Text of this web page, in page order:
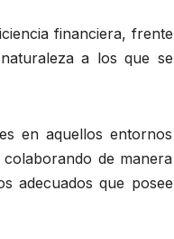
financiera, frente
a los que se
en aquellos entornos
de manera
adecuados que posee